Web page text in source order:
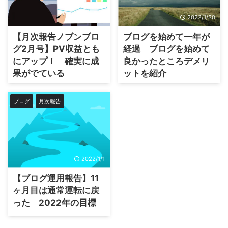
【月次報告ノブンブロ
グ2月号】PV収益とも
にアップ！ 確実に成
果がでている
2022/1/30
ブログを始めて一年が
経過 ブログを始めて
良かったところデメリ
ットを紹介
ブログ 月次報告
2022/1/1
【ブログ運用報告】11
ヶ月目は通常運転に戻
った 2022年の目標